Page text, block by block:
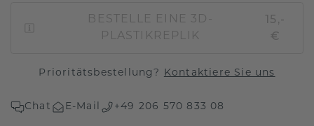
BESTELLE EINE 3D-
PLASTIKREPLIK
15,-
€
Prioritätsbestellung? Kontaktiere Sie uns
Chat E-Mail +49 206 570 833 08